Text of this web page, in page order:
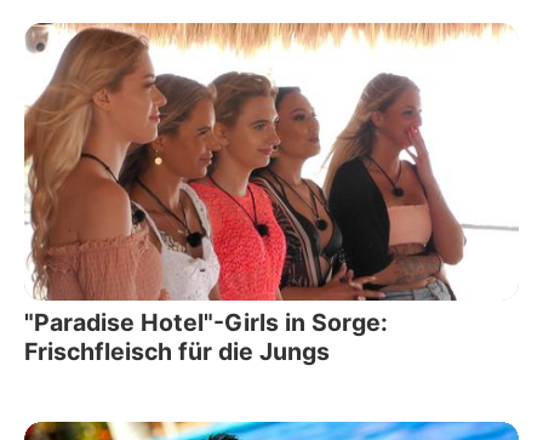
"Paradise Hotel"-Girls in Sorge:
Frischfleisch für die Jungs